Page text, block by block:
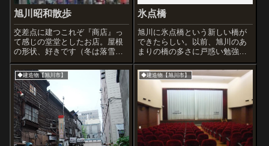
旭川昭和散歩
交差点に建つこれぞ『商店』っ
て感じの堂堂としたお店。屋根
の形状、好きです（冬は落雪が
ありそうだけど)。自販機も多い
けど缶の補充ってけっこう重労
働なんですよ。ごくろうさま。
くだもの屋さん。けっこう忙し
そうでした。歴史のありそうな
教会です。今度...
氷点橋
旭川に氷点橋という新しい橋が
できたらしい。以前、旭川のあ
まりの橋の多さに戸惑い勉強し
ようと「旭川の橋」という本を
古書店で買ったことがある。市
内と近郊の様々な橋の歴史と写
真が綴られていたがかなり古い
本だったので実用性はなかっ
た。そんな橋ランド...
◆建造物【旭川市】 ◆建造物【旭川市】